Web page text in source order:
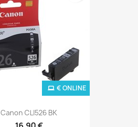
Canon CLI526 BK
€ ONLINE